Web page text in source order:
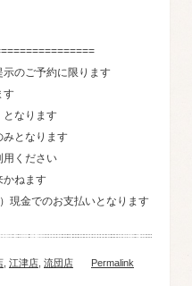
示のご予約に限ります
きます
となります
となります
ください
かねます
現金でのお支払いとなります
江津店 流団店
Permalink